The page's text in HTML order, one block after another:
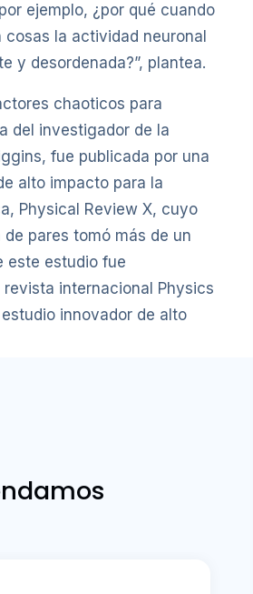
ejemplo, ¿por qué cuando
la actividad neuronal
y desordenada?”, plantea.
chaoticos para
del investigador de la
fue publicada por una
alto impacto para la
Physical Review X, cuyo
pares tomó más de un
este estudio fue
internacional Physics
innovador de alto